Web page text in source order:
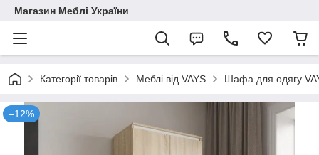
Магазин Меблі України
Категорії товарів Меблі від VAYS Шафа для одягу
–12%